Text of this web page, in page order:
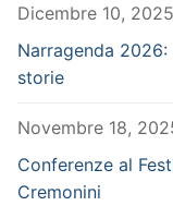
Dicembre 10, 2025
Narragenda
storie
Novembre 18,
Conferenze al
Cremonini